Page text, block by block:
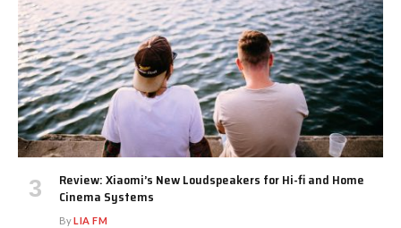
Review: Xiaomi’s New Loudspeakers for Hi-fi and Home
Cinema Systems
ByLIA FM